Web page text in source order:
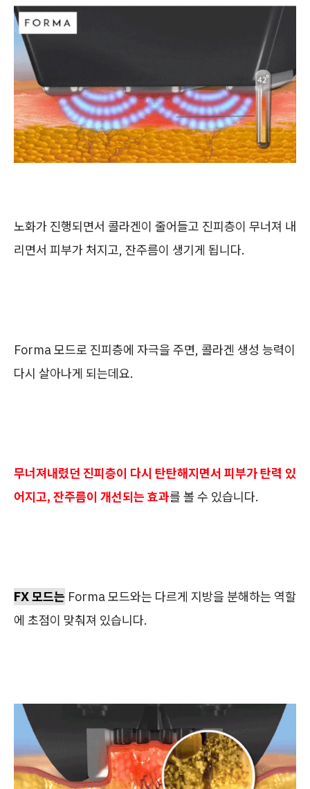
노화가 진행되면서 콜라겐이 줄어들고 진피층이 무너져 내
리면서 피부가 처지고, 잔주름이 생기게 됩니다.
Forma 모드로 진피층에 자극을 주면, 콜라겐 생성 능력이
다시 살아나게 되는데요.
무너져내렸던 진피층이 다시 탄탄해지면서 피부가 탄력 있
어지고, 잔주름이 개선되는 효과를 볼 수 있습니다.
FX 모드는 Forma 모드와는 다르게 지방을 분해하는 역할
에 초점이 맞춰져 있습니다.